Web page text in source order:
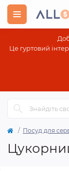
Це гуртовий
Посуд для